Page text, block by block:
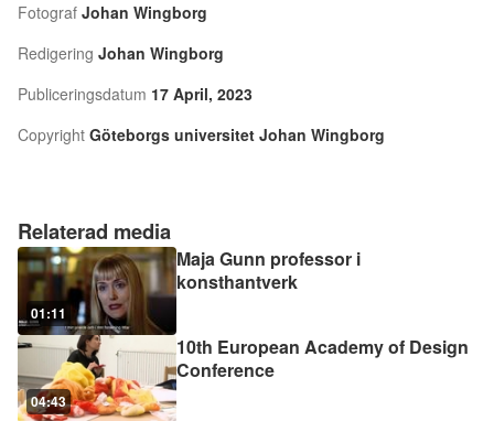
Relaterad media
01:11
Maja Gunn professor i
konsthantverk
04:43
10th European Academy of Design
Conference
Fotograf Johan Wingborg
Redigering Johan Wingborg
Publiceringsdatum 17 April, 2023
Copyright Göteborgs universitet Johan Wingborg